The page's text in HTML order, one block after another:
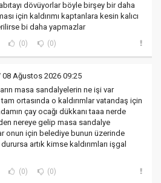
dövüyorlar böyle birşey bir daha
için kaldırımı kaptanlara kesin kalıcı
bi daha yapmazlar
(0) (0)
08 Ağustos 2026 09:25
masa sandalyelerin ne işi var
tam ortasında o kaldırımlar vatandaş için
çay ocağı dükkanı taaa nerde
nereye gelip masa sandalye
onun için belediye bunun üzerinde
artık kimse kaldırımları işgal
(0) (0)